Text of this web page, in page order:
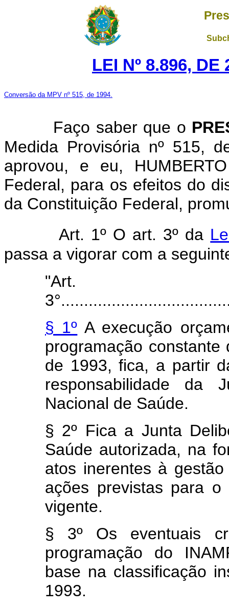
LEI Nº 8.896, DE
Conversão da MPV nº 515, de 1994.
Faço saber que o
Medida Provisória nº 515,
aprovou, e eu,
Federal, para os efeitos do
da Constituição Federal,
Art. 1º O art. 3º da
passa a vigorar com a
"Art.
§ 1º A execução
programação
de 1993, fica, a partir
responsabilidade da
Nacional de Saúde.
§ 2º Fica a Junta
Saúde autorizada, na
atos inerentes à
ações previstas para o
vigente.
§ 3º Os eventuais
programação do
base na classificação
1993.